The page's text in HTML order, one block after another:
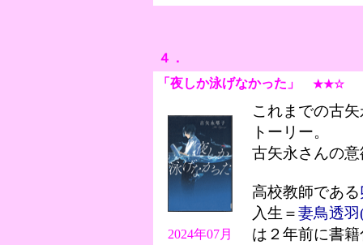
４．
「夜しか泳げなかった 」 ★★☆
2024年07月
これまでの古
トーリー。
古矢永さんの
高校教師である
入生＝妻鳥透
は２年前に書